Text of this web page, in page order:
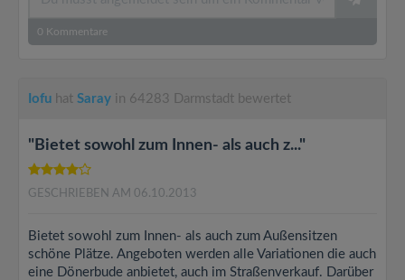
0 Kommentare
Iofu hat Saray in 64283 Darmstadt bewertet
"Bietet sowohl zum Innen- als auch z..."
GESCHRIEBEN AM 06.10.2013
Bietet sowohl zum Innen- als auch zum Außensitzen
schöne Plätze. Angeboten werden alle Variationen die auch
eine Dönerbude anbietet, auch im Straßenverkauf. Darüber